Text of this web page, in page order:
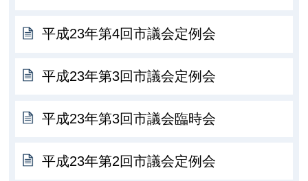
平成23年第4回市議会定例会
平成23年第3回市議会定例会
平成23年第3回市議会臨時会
平成23年第2回市議会定例会